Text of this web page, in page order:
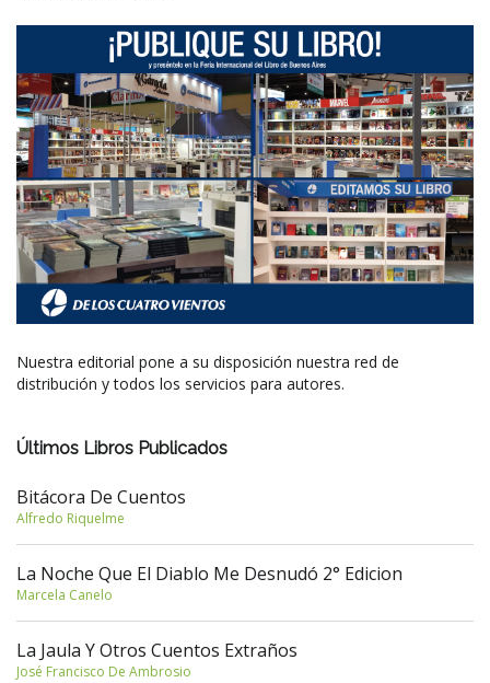
Nuestra editorial pone a su disposición nuestra red de
distribución y todos los servicios para autores.
Últimos Libros Publicados
Bitácora De Cuentos
Alfredo Riquelme
La Noche Que El Diablo Me Desnudó 2° Edicion
Marcela Canelo
La Jaula Y Otros Cuentos Extraños
José Francisco De Ambrosio